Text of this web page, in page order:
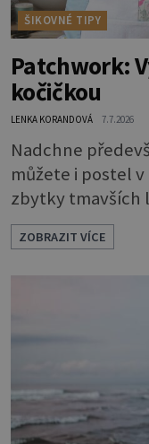
ŠIKOVNÉ TIPY
Patchwork:
kočičkou
LENKA KORANDOVÁ 7.7.2026
Nadchne
můžete i postel
zbytky tmavších
se hodit i tam. Budete potřebovat: - zbytky
barevně
látky na vnitřní
- 2 knoflíky - 0,5
vlizelínu - pravítko
strana s aplikací
ZOBRAZIT VÍCE